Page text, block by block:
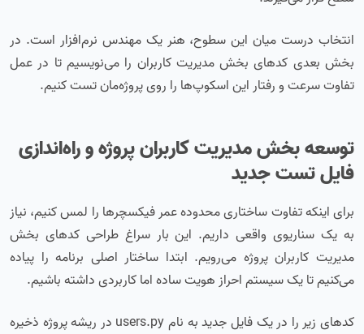
انتخاب درست میان این سطوح، هنر یک مهندس نرم‌افزار است. در
بخش بعدی کدهای بخش مدیریت کاربران را می‌نویسیم تا در عمل
تفاوت سرعت و رفتار این اسکوپ‌ها را روی پروژه‌مان تست کنیم.
توسعه بخش مدیریت کاربران پروژه و راه‌اندازی
فایل تست جدید
برای اینکه تفاوت ساختاری محدوده عمر فیکسچرها را لمس کنیم، نیاز
به یک سناریوی واقعی داریم. این بار سراغ طراحی کدهای بخش
مدیریت کاربران پروژه می‌رویم. ابتدا ساختار اصلی برنامه را پیاده
می‌کنیم تا یک سیستم احراز هویت ساده اما کاربردی داشته باشیم.
کدهای زیر را در یک فایل جدید به نام users.py در ریشه پروژه ذخیره